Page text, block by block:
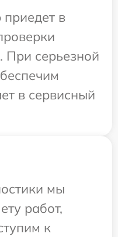
в
При серьезной
в сервисный
мы
работ,
к